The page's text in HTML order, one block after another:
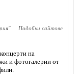
" Подобни сайтове
на
и фотогалерии от